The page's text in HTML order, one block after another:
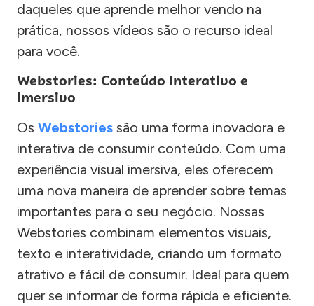
daqueles que aprende melhor vendo na
prática, nossos vídeos são o recurso ideal
para você.
Webstories: Conteúdo Interativo e
Imersivo
Os Webstories são uma forma inovadora e
interativa de consumir conteúdo. Com uma
experiência visual imersiva, eles oferecem
uma nova maneira de aprender sobre temas
importantes para o seu negócio. Nossas
Webstories combinam elementos visuais,
texto e interatividade, criando um formato
atrativo e fácil de consumir. Ideal para quem
quer se informar de forma rápida e eficiente.